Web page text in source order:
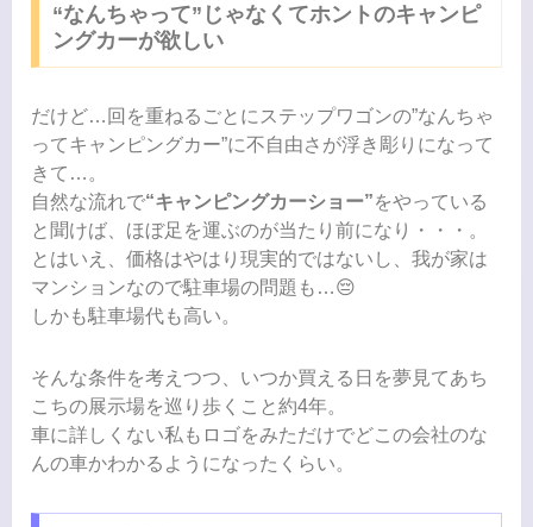
“なんちゃって”じゃなくてホントのキャンピ
ングカーが欲しい
だけど…回を重ねるごとにステップワゴンの”なんちゃ
ってキャンピングカー”に不自由さが浮き彫りになって
きて…。
自然な流れで“キャンピングカーショー”をやっている
と聞けば、ほぼ足を運ぶのが当たり前になり・・・。
とはいえ、価格はやはり現実的ではないし、我が家は
マンションなので駐車場の問題も…😔
しかも駐車場代も高い。
そんな条件を考えつつ、いつか買える日を夢見てあち
こちの展示場を巡り歩くこと約4年。
車に詳しくない私もロゴをみただけでどこの会社のな
んの車かわかるようになったくらい。